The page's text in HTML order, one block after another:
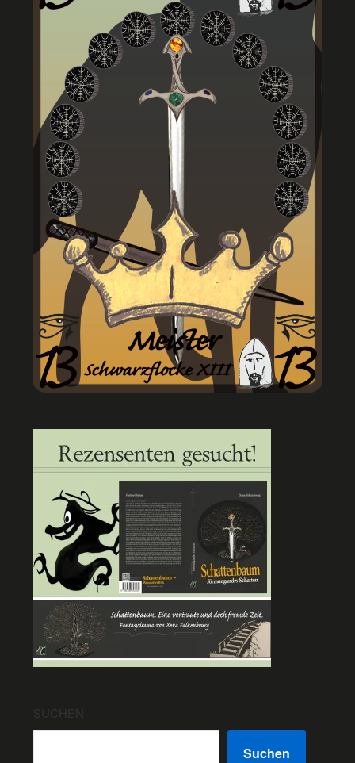
SUCHEN
Suchen